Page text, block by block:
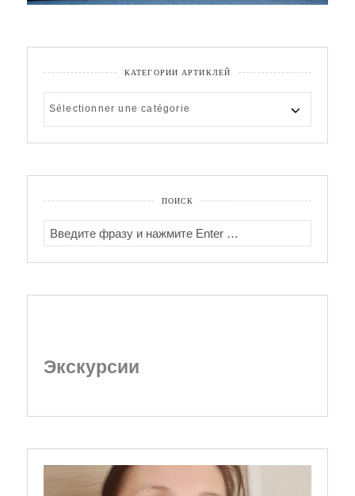
КАТЕГОРИИ АРТИКЛЕЙ
АРТИКЛЕЙ
ПОИСК
FOR:
Экскурсии